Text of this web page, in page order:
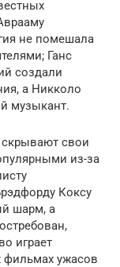
не помешала
Ганс
создали
а Никколо
музыкант.
свои
из-за
Коксу
шарм, а
играет
фильмах ужасов